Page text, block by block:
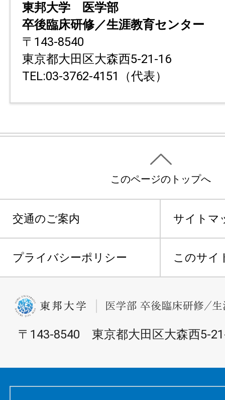
東邦大学 医学部
卒後臨床研修／生涯教育センター
〒143-8540
東京都大田区大森西5-21-16
TEL:03-3762-4151（代表）
このページのトップへ
交通のご案内 サイトマ
プライバシーポリシー このサイ
〒143-8540 東京都大田区大森西5-